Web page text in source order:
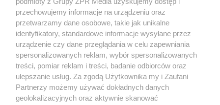
ME w pływaniu. Dobre miejsce Polek
w Paryżu
ZOBACZ WIĘCEJ
przechowujemy informacje na urządzeniu oraz
przetwarzamy dane osobowe, takie jak unikalne
identyfikatory, standardowe informacje wysyłane przez
urządzenie czy dane przeglądania w celu zapewniania
spersonalizowanych reklam, wybór spersonalizowanych
treści, pomiar reklam i treści, badanie odbiorców oraz
ulepszanie usług. Za zgodą Użytkownika my i Zaufani
Partnerzy możemy używać dokładnych danych
geolokalizacyjnych oraz aktywnie skanować